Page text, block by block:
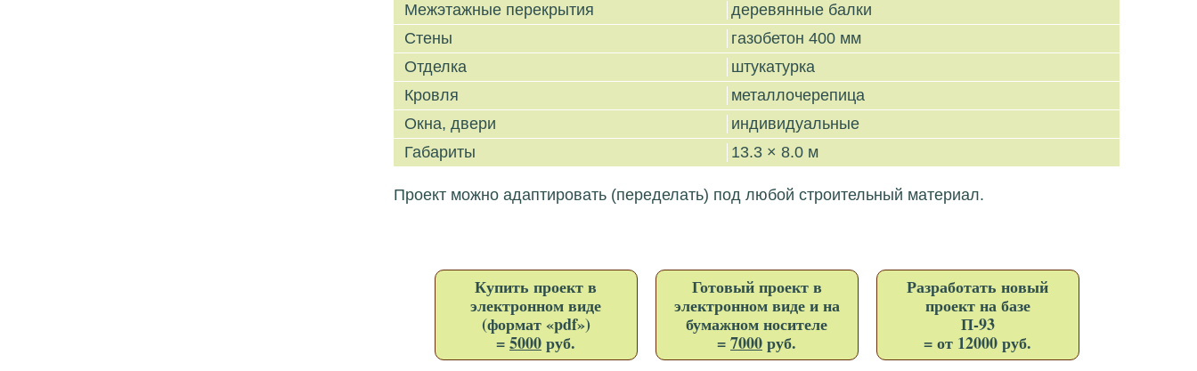
Межэтажные перекрытия
деревянные балки
Стены
газобетон 400 мм
Отделка
штукатурка
Кровля
металлочерепица
Окна, двери
индивидуальные
Габариты
13.3 × 8.0 м
Проект можно адаптировать (переделать) под любой строительный материал.
Купить проект в
электронном виде
(формат «pdf»)
=5000руб.
Готовый проект в
электронном виде и на
бумажном носителе
=7000руб.
Разработать новый
проект на базе
П-93
= от 12000 руб.